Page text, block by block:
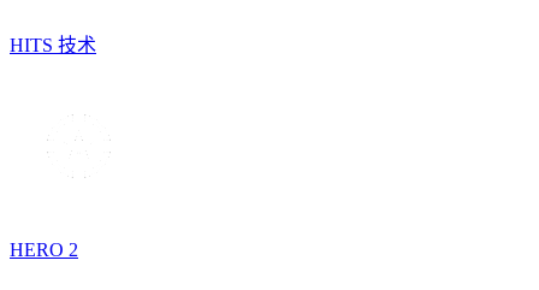
HITS 技术
HERO 2